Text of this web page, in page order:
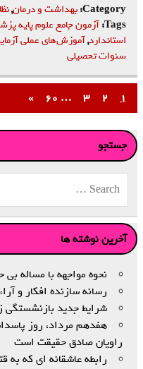
Category: بهداشت و درمان,
Tags: آزمون جامع علوم پایه
استاندارد,آموزش‌های عملی
سنوات تحصیلی
۱ ۲ ۳ … ۶۰ »
جستجو
آخرین نوشته ها
نحوه مواجهه با مساله
رسانه سازنده افکار و
شرایط جدید بازنشستگی
هفدهم مرداد، روز
راویان صادق حقیقت است
رابطه عاشقانه ای که